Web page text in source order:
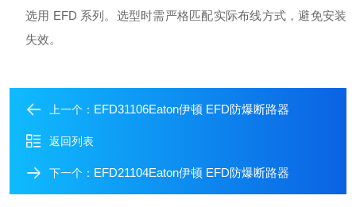
选用 EFD 系列。选型时需严格匹配实际布线方式，避免安装
失效。
上一个： EFD31106Eaton伊顿 EFD防爆断路器
返回列表
下一个： EFD21104Eaton伊顿 EFD防爆断路器